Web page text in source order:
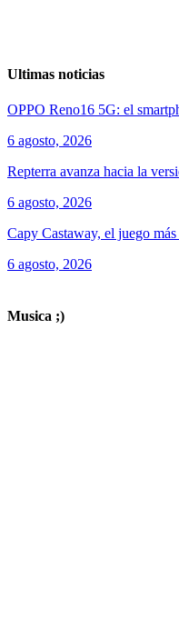
Ultimas noticias
OPPO Reno16 5G: el
6 agosto, 2026
Repterra avanza hacia la
6 agosto, 2026
Capy Castaway, el juego
6 agosto, 2026
Musica ;)